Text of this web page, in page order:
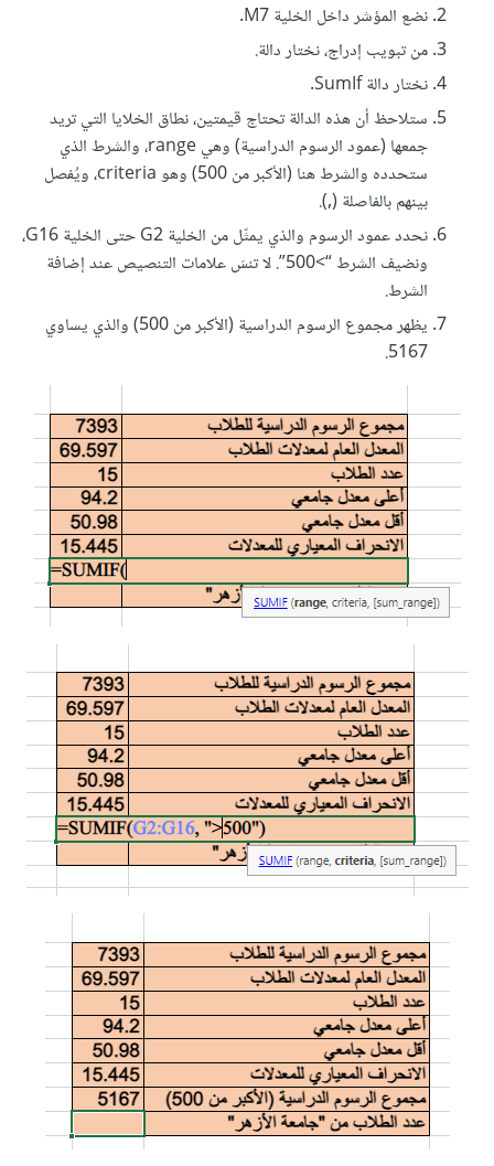
نضع المؤشر داخل الخلية M7.
من تبويب إدراج، نختار دالة.
نختار دالة SumIf.
ستلاحظ أن هذه الدالة تحتاج قيمتين، نطاق الخلايا التي تريد
جمعها (عمود الرسوم الدراسية) وهي range، والشرط الذي
ستحدده والشرط هنا (الأكبر من 500) وهو criteria، ويُفصل
بينهم بالفاصلة (,).
نحدد عمود الرسوم والذي يمثّل من الخلية G2 حتى الخلية G16،
ونضيف الشرط “>500”. لا تنسَ علامات التنصيص عند إضافة
الشرط.
يظهر مجموع الرسوم الدراسية (الأكبر من 500) والذي يساوي
5167.